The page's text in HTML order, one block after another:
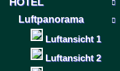
HOTEL
Luftpanorama
Luftansicht 1
Luftansicht 2